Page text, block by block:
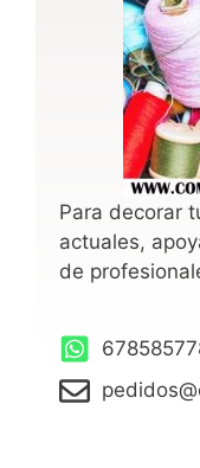
Para decorar
actuales,
de